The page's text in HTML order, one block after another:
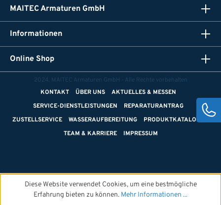
MAITEC Armaturen GmbH
Informationen
Online Shop
2024, MAITEC Armaturen GmbH - Alle Rechte vorbehalten
KONTAKT
ÜBER UNS
AKTUELLES & MESSEN
SERVICE-DIENSTLEISTUNGEN
REPARATURANTRAG
ZUSTELLSERVICE
WASSERAUFBEREITUNG
PRODUKTKATALOGE
TEAM & KARRIERE
IMPRESSUM
Diese Website verwendet Cookies, um eine bestmögliche
Erfahrung bieten zu können. Mehr Informationen ...